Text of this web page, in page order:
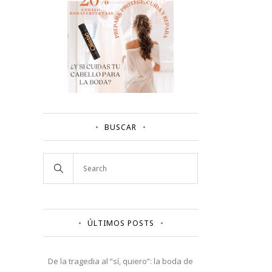
BUSCAR
ÚLTIMOS POSTS
De la tragedia al “sí, quiero”: la boda de